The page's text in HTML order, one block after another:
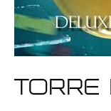
Torre